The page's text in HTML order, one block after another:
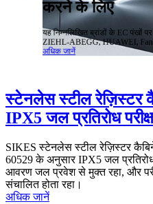
करने के लिए
यह निम्नलिखित ब्रांडों के EC पंखों
ZIEHL-ABEGG, HUAWEI,
अधिक जानें
स्टेनलेस स्टील रेज़िस्टर
IPX5 जल प्रतिरोध
SIKES स्टेनलेस स्टील रेज़िस्टर
60529 के अनुसार IPX5 जल प्रतिरोध
आवरण जल प्रवेश से मुक्त रहा, और
संचालित होता रहा।
अधिक जानें